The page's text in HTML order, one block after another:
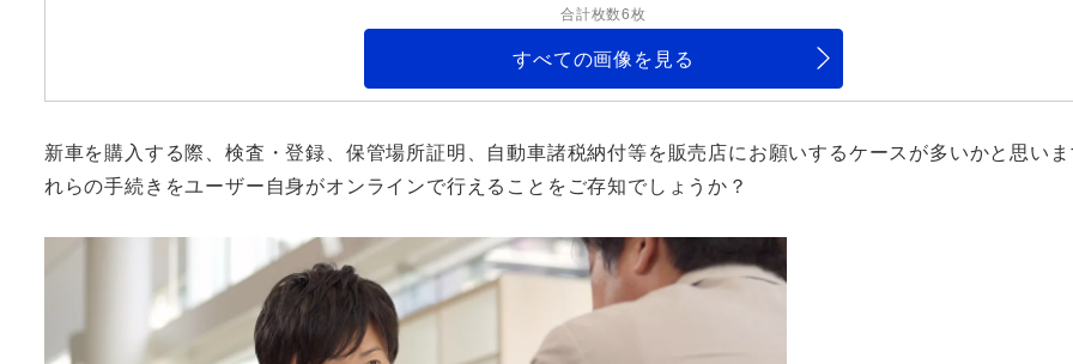
合計枚数6枚
すべての画像を見る
新車を購入する際、検査・登録、保管場所証明、自動車諸税納付等を販売店にお願いするケースが多いかと思い
れらの手続きをユーザー自身がオンラインで行えることをご存知でしょうか？